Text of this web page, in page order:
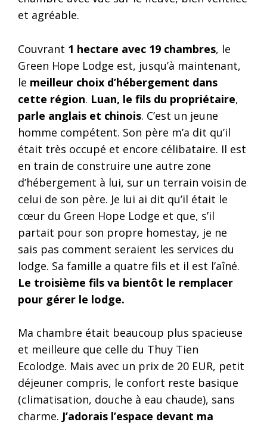
et agréable.
Couvrant 1 hectare avec 19 chambres, le
Green Hope Lodge est, jusqu’à maintenant,
le meilleur choix d’hébergement dans
cette région. Luan, le fils du propriétaire,
parle anglais et chinois. C’est un jeune
homme compétent. Son père m’a dit qu’il
était très occupé et encore célibataire. Il est
en train de construire une autre zone
d’hébergement à lui, sur un terrain voisin de
celui de son père. Je lui ai dit qu’il était le
cœur du Green Hope Lodge et que, s’il
partait pour son propre homestay, je ne
sais pas comment seraient les services du
lodge. Sa famille a quatre fils et il est l’aîné.
Le troisième fils va bientôt le remplacer
pour gérer le lodge.
Ma chambre était beaucoup plus spacieuse
et meilleure que celle du Thuy Tien
Ecolodge. Mais avec un prix de 20 EUR, petit
déjeuner compris, le confort reste basique
(climatisation, douche à eau chaude), sans
charme. J’adorais l’espace devant ma